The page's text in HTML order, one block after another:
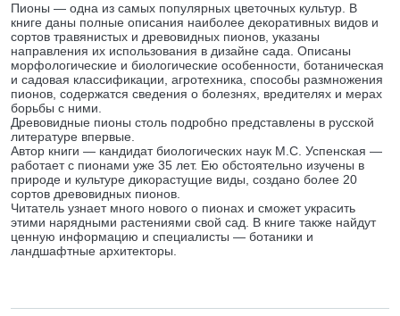
Пионы — одна из самых популярных цветочных культур. В
книге даны полные описания наиболее декоративных видов и
сортов травянистых и древовидных пионов, указаны
направления их использования в дизайне сада. Описаны
морфологические и биологические особенности, ботаническая
и садовая классификации, агротехника, способы размножения
пионов, содержатся сведения о болезнях, вредителях и мерах
борьбы с ними.
Древовидные пионы столь подробно представлены в русской
литературе впервые.
Автор книги — кандидат биологических наук М.С. Успенская —
работает с пионами уже 35 лет. Ею обстоятельно изучены в
природе и культуре дикорастущие виды, создано более 20
сортов древовидных пионов.
Читатель узнает много нового о пионах и сможет украсить
этими нарядными растениями свой сад. В книге также найдут
ценную информацию и специалисты — ботаники и
ландшафтные архитекторы.